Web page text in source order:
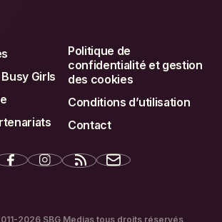
Girls
Politique de
confidentialité et gestion
des cookies
Conditions d’utilisation
Contact
2026 SBG Medias tous droits réservés